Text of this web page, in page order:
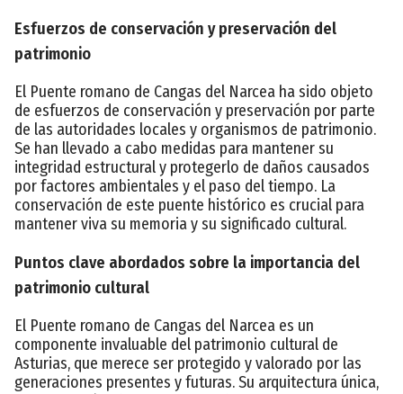
Esfuerzos de conservación y preservación del
patrimonio
El Puente romano de Cangas del Narcea ha sido objeto
de esfuerzos de conservación y preservación por parte
de las autoridades locales y organismos de patrimonio.
Se han llevado a cabo medidas para mantener su
integridad estructural y protegerlo de daños causados
por factores ambientales y el paso del tiempo. La
conservación de este puente histórico es crucial para
mantener viva su memoria y su significado cultural.
Puntos clave abordados sobre la importancia del
patrimonio cultural
El Puente romano de Cangas del Narcea es un
componente invaluable del patrimonio cultural de
Asturias, que merece ser protegido y valorado por las
generaciones presentes y futuras. Su arquitectura única,